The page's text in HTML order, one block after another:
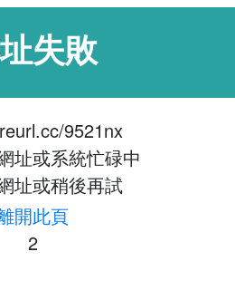
失敗
9521nx
址或系統忙碌中
址或稍後再試
開此頁
1